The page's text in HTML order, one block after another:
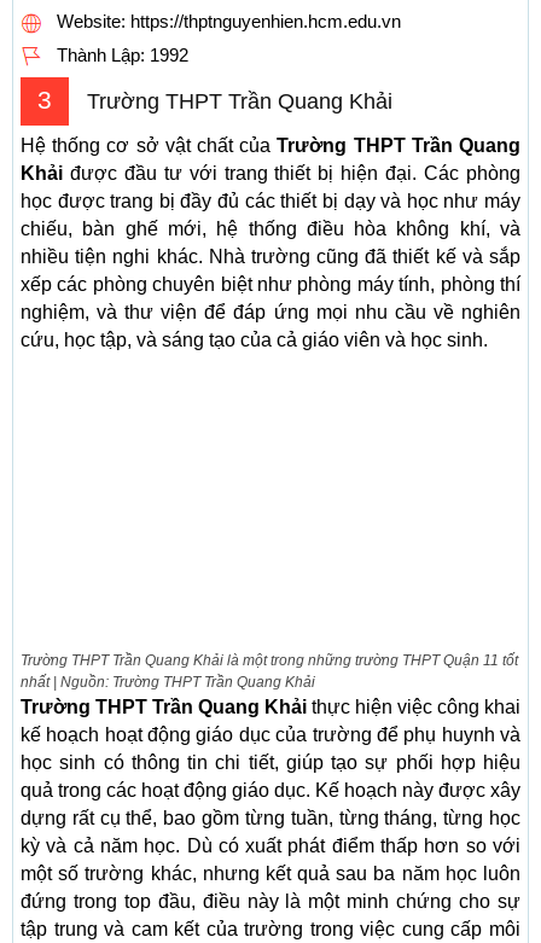
Website: https://thptnguyenhien.hcm.edu.vn
Thành Lập: 1992
3 Trường THPT Trần Quang Khải
Hệ thống cơ sở vật chất củaTrường THPT Trần Quang
Khải được đầu tư với trang thiết bị hiện đại. Các phòng
học được trang bị đầy đủ các thiết bị dạy và học như máy
chiếu, bàn ghế mới, hệ thống điều hòa không khí, và
nhiều tiện nghi khác. Nhà trường cũng đã thiết kế và sắp
xếp các phòng chuyên biệt như phòng máy tính, phòng thí
nghiệm, và thư viện để đáp ứng mọi nhu cầu về nghiên
cứu, học tập, và sáng tạo của cả giáo viên và học sinh.
Trường THPT Trần Quang Khải là một trong những trường THPT Quận 11 tốt
nhất | Nguồn: Trường THPT Trần Quang Khải
Trường THPT Trần Quang Khải thực hiện việc công khai
kế hoạch hoạt động giáo dục của trường để phụ huynh và
học sinh có thông tin chi tiết, giúp tạo sự phối hợp hiệu
quả trong các hoạt động giáo dục. Kế hoạch này được xây
dựng rất cụ thể, bao gồm từng tuần, từng tháng, từng học
kỳ và cả năm học. Dù có xuất phát điểm thấp hơn so với
một số trường khác, nhưng kết quả sau ba năm học luôn
đứng trong top đầu, điều này là một minh chứng cho sự
tập trung và cam kết của trường trong việc cung cấp môi